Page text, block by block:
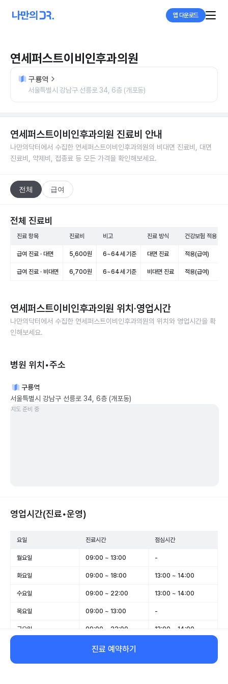
앱 다운로드
연세퍼스트이비인후과의원
구룡역
서울특별시 강남구 선릉로 34, 6층 (개포동)
연세퍼스트이비인후과의원 진료비 안내
나만의닥터에서 수집한 연세퍼스트이비인후과의원의 비대면 진료비, 대면
진료비, 약제비, 접종료 등 모든 가격을 확인해보세요.
전체 급여
전체 진료비
진료 항목 진료비 비고 진료 방식 건강보험 적용
급여 진료 · 대면 5,600원 6~64세 기준 대면 진료 적용(급여)
급여 진료 · 비대면 6,700원 6~64세 기준 비대면 진료 적용(급여)
연세퍼스트이비인후과의원 위치·영업시간
나만의닥터에서 수집한 연세퍼스트이비인후과의원의 위치와 영업시간을 확
인해보세요.
병원 위치•주소
구룡역
서울특별시 강남구 선릉로 34, 6층 (개포동)
지도 준비 중
영업시간(진료•운영)
요일 진료시간 점심시간
월요일 09:00 ~ 13:00 -
화요일 09:00 ~ 18:00 13:00 ~ 14:00
수요일 09:00 ~ 22:00 13:00 ~ 14:00
목요일 09:00 ~ 13:00 -
금요일 09:00 ~ 22:00 13:00 ~ 14:00
09:00 ~ 14:00
일요일 09:00 ~ 13:00 -
진료 예약하기